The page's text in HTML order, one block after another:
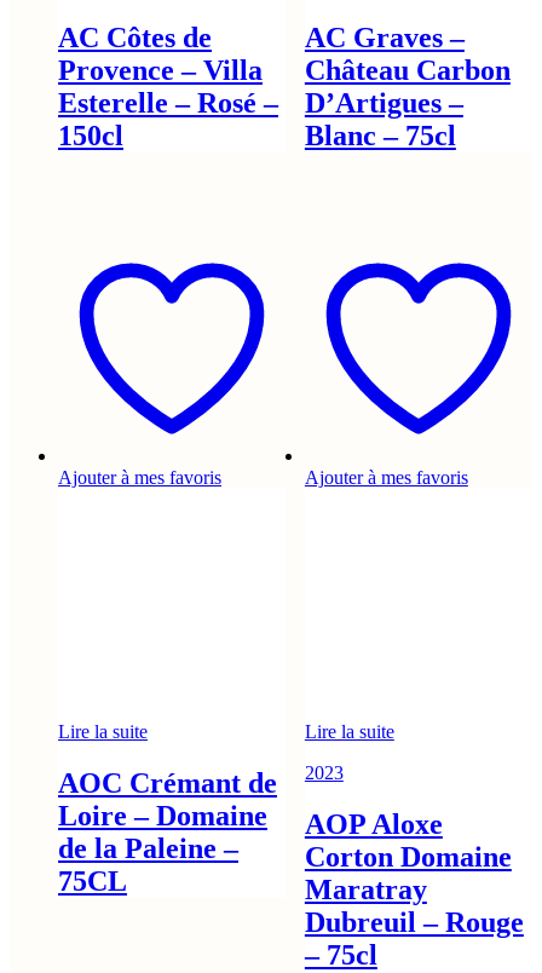
AC Côtes de
Provence – Villa
Esterelle – Rosé –
150cl
AC Graves –
Château Carbon
D’Artigues –
Blanc – 75cl
Ajouter à mes favoris
Lire la suite
AOC Crémant de
Loire – Domaine
de la Paleine –
75CL
Ajouter à mes favoris
Lire la suite
2023
AOP Aloxe
Corton Domaine
Maratray
Dubreuil – Rouge
– 75cl